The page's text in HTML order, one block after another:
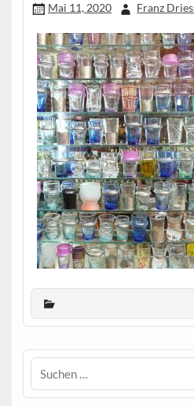
Mai 11, 2020 Franz